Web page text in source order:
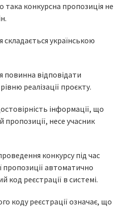
така конкурсна пропозиція не
українською
повинна відповідати
реалізації проєкту.
інформації, що
пропозиції, несе учасник
конкурсу під час
пропозиції автоматично
код реєстрації в системі.
коду реєстрації означає, що